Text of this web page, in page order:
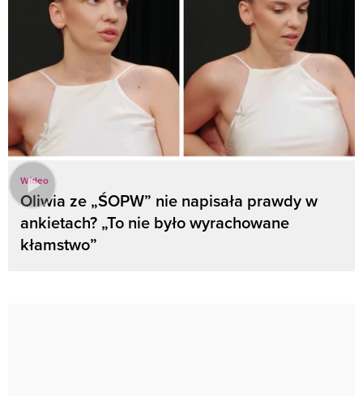
Wideo
Oliwia ze „ŚOPW” nie napisała prawdy w
ankietach? „To nie było wyrachowane
kłamstwo”